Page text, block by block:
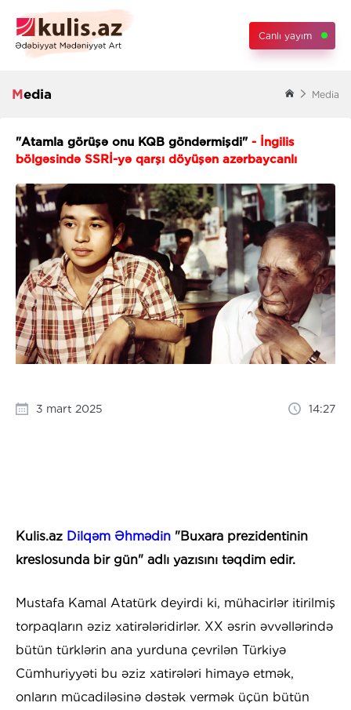
Canlı yayım
Media Media
"Atamla görüşə onu KQB göndərmişdi" - İngilis
bölgəsində SSRİ-yə qarşı döyüşən azərbaycanlı
3 mart 2025 14:27
Kulis.az Dilqəm Əhmədin "Buxara prezidentinin
kreslosunda bir gün" adlı yazısını təqdim edir.
Mustafa Kamal Atatürk deyirdi ki, mühacirlər itirilmiş
torpaqların əziz xatirələridirlər. XX əsrin əvvəllərində
bütün türklərin ana yurduna çevrilən Türkiyə
Cümhuriyyəti bu əziz xatirələri himayə etmək,
onların mücadiləsinə dəstək vermək üçün bütün